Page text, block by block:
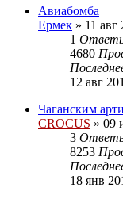
Авиабомба
Ермек » 11 авг
1
4680
12 авг
Чаганским
CROCUS » 09
3
8253
18 янв